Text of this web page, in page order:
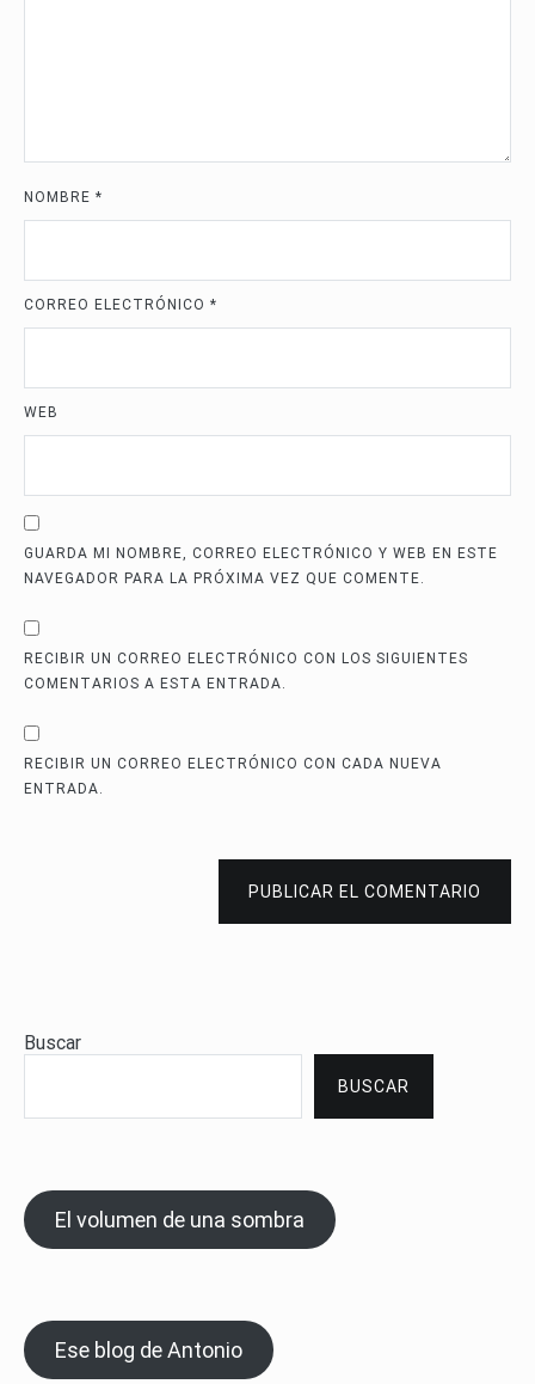
NOMBRE *
CORREO ELECTRÓNICO *
WEB
GUARDA MI NOMBRE, CORREO ELECTRÓNICO Y WEB EN ESTE
NAVEGADOR PARA LA PRÓXIMA VEZ QUE COMENTE.
RECIBIR UN CORREO ELECTRÓNICO CON LOS SIGUIENTES
COMENTARIOS A ESTA ENTRADA.
RECIBIR UN CORREO ELECTRÓNICO CON CADA NUEVA
ENTRADA.
PUBLICAR EL COMENTARIO
Buscar
BUSCAR
El volumen de una sombra
Ese blog de Antonio